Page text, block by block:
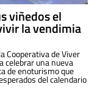
viñedos el
la vendimia
Cooperativa de Viver
celebrar una nueva
de enoturismo que
del calendario